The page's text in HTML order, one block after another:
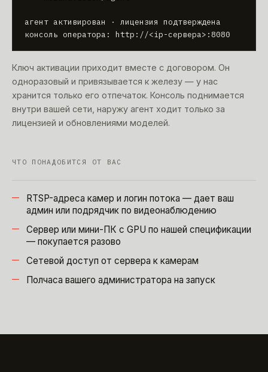
агент активирован · лицензия подтверждена
консоль оператора: http://<ip-сервера>:8080
Ключ активации приходит вместе с договором. Он
одноразовый и привязывается к железу — у нас
хранится только его отпечаток. Консоль поднимается
внутри вашей сети, наружу агент ходит только за
лицензией и обновлениями моделей.
ЧТО ПОНАДОБИТСЯ ОТ ВАС
RTSP-адреса камер и логин потока — дает ваш
админ или подрядчик по видеонаблюдению
Сервер или мини-ПК с GPU по нашей спецификации
— покупается разово
Сетевой доступ от сервера к камерам
Полчаса вашего администратора на запуск